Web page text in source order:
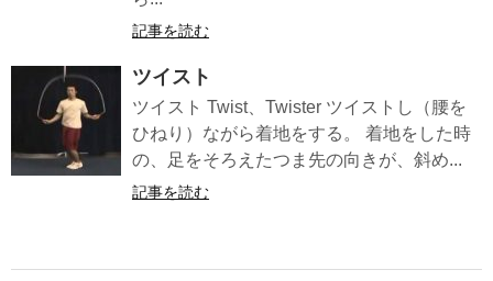
記事を読む
ツイスト
ツイスト Twist、Twister ツイストし（腰を
ひねり）ながら着地をする。 着地をした時
の、足をそろえたつま先の向きが、斜め...
記事を読む